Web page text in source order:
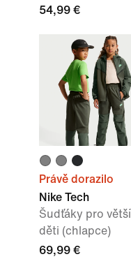
54,99 €
Právě dorazilo
Nike Tech
Šudťáky pro větší
děti (chlapce)
69,99 €